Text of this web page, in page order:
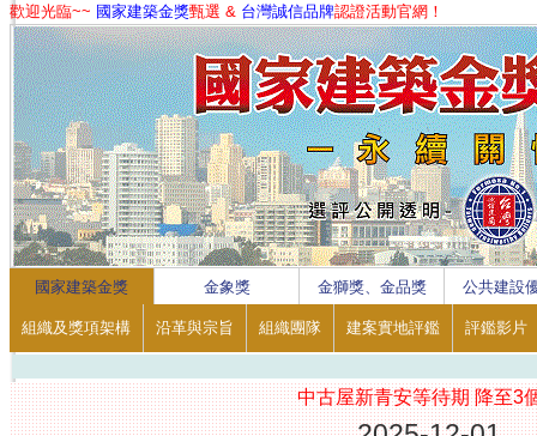
歡迎光臨~~ 國家建築金獎甄選 & 台灣誠信品牌認證活動官網！
1
2
3
4
國家建築金獎 金象獎 金獅獎、金品獎 公共建設
組織及獎項架構 沿革與宗旨 組織團隊 建案實地評鑑 評鑑影片
中古屋新青安等待期 降至3